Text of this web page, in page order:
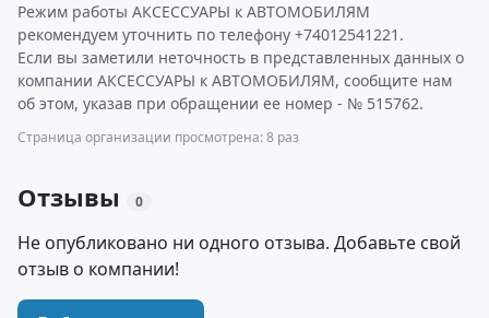
Режим работы АКСЕССУАРЫ к АВТОМОБИЛЯМ
рекомендуем уточнить по телефону +74012541221.
Если вы заметили неточность в представленных данных о
компании АКСЕССУАРЫ к АВТОМОБИЛЯМ, сообщите нам
об этом, указав при обращении ее номер - № 515762.
Страница организации просмотрена: 8 раз
Отзывы 0
Не опубликовано ни одного отзыва. Добавьте свой
отзыв о компании!